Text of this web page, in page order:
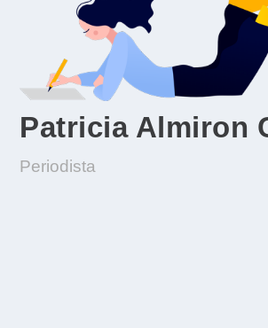
Patricia Almiron
Periodista